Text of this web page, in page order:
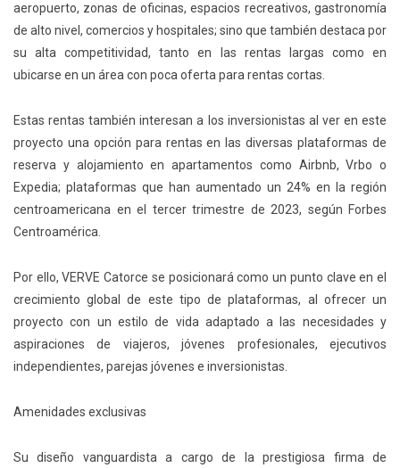
aeropuerto, zonas de oficinas, espacios recreativos, gastronomía
de alto nivel, comercios y hospitales; sino que también destaca por
su alta competitividad, tanto en las rentas largas como en
ubicarse en un área con poca oferta para rentas cortas.
Estas rentas también interesan a los inversionistas al ver en este
proyecto una opción para rentas en las diversas plataformas de
reserva y alojamiento en apartamentos como Airbnb, Vrbo o
Expedia; plataformas que han aumentado un 24% en la región
centroamericana en el tercer trimestre de 2023, según Forbes
Centroamérica.
Por ello, VERVE Catorce se posicionará como un punto clave en el
crecimiento global de este tipo de plataformas, al ofrecer un
proyecto con un estilo de vida adaptado a las necesidades y
aspiraciones de viajeros, jóvenes profesionales, ejecutivos
independientes, parejas jóvenes e inversionistas.
Amenidades exclusivas
Su diseño vanguardista a cargo de la prestigiosa firma de